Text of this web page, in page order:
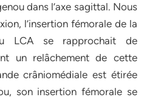
dans l’axe sagittal. Nous
l’insertion fémorale de la
LCA se rapprochait de
un relâchement de cette
crâniomédiale est étirée
son insertion fémorale se